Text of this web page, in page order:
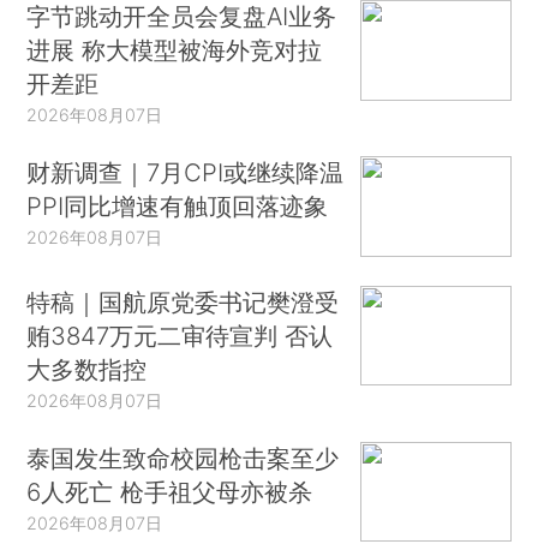
字节跳动开全员会复盘AI业务
进展 称大模型被海外竞对拉
开差距
2026年08月07日
财新调查｜7月CPI或继续降温
PPI同比增速有触顶回落迹象
2026年08月07日
特稿｜国航原党委书记樊澄受
贿3847万元二审待宣判 否认
大多数指控
2026年08月07日
泰国发生致命校园枪击案至少
6人死亡 枪手祖父母亦被杀
2026年08月07日